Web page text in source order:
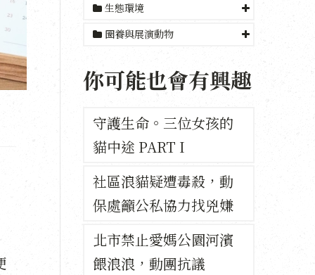
生態環境
圈養與展演動物
你可能也會有興趣
守護生命。三位女孩的
貓中途 PART I
社區浪貓疑遭毒殺，動
保處籲公私協力找兇嫌
北市禁止愛媽公園河濱
餵浪浪，動團抗議